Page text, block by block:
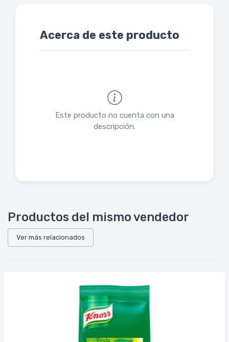
Acerca de este producto
Este producto no cuenta con una
descripción.
Productos del mismo vendedor
Ver más relacionados